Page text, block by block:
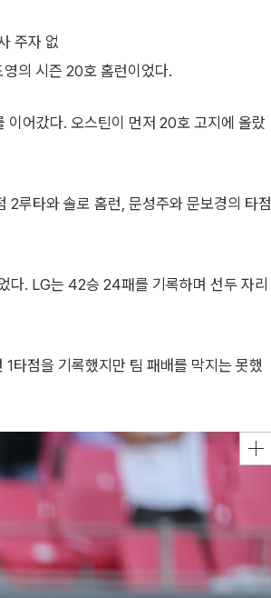
주자 없
의 시즌 20호 홈런이었다.
이어갔다. 오스틴이 먼저 20호 고지에 올랐
2루타와 솔로 홈런, 문성주와 문보경의 타점
다. LG는 42승 24패를 기록하며 선두 자리
타점을 기록했지만 팀 패배를 막지는 못했